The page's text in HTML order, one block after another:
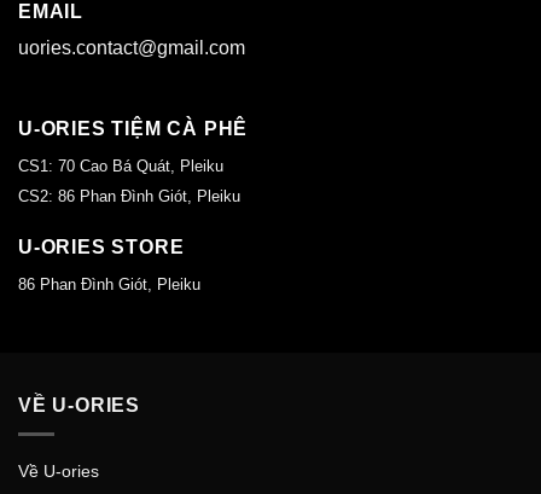
EMAIL
uories.contact@gmail.com
U-ORIES TIỆM CÀ PHÊ
CS1: 70 Cao Bá Quát, Pleiku
CS2: 86 Phan Đình Giót, Pleiku
U-ORIES STORE
86 Phan Đình Giót, Pleiku
VỀ U-ORIES
Về U-ories